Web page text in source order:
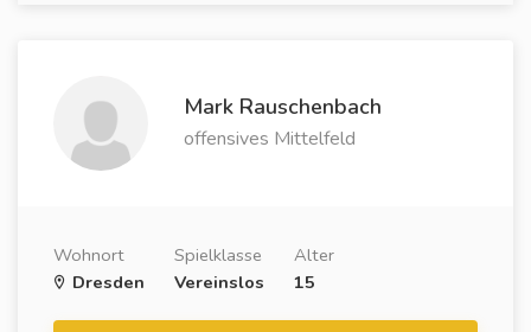
Mark Rauschenbach
offensives Mittelfeld
Wohnort
Dresden
Spielklasse
Vereinslos
Alter
15